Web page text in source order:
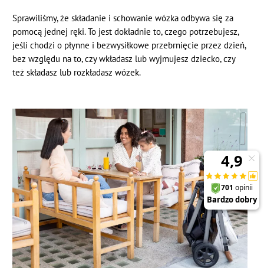
Sprawiliśmy, że składanie i schowanie wózka odbywa się za
pomocą jednej ręki. To jest dokładnie to, czego potrzebujesz,
jeśli chodzi o płynne i bezwysiłkowe przebrnięcie przez dzień,
bez względu na to, czy wkładasz lub wyjmujesz dziecko, czy
też składasz lub rozkładasz wózek.